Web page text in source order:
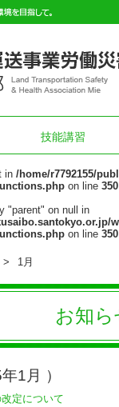
技能講習
in /home/r7792155/
on line 350
"parent" on null in
on line 350
> 1月
お知ら
1月 ）
定について